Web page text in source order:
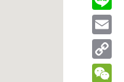
Line